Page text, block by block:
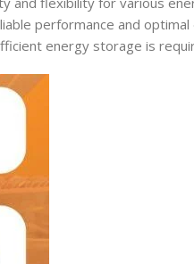
performance and
energy storage is